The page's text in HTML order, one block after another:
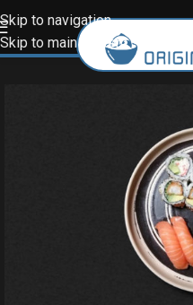
Skip to navigation
Skip to main content